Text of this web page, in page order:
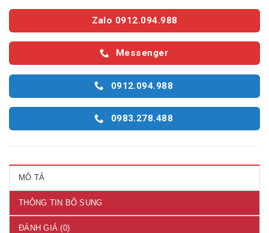
Zalo 0912.094.988
Messenger
0912.094.988
0983.278.488
MÔ TẢ
THÔNG TIN BỔ SUNG
ĐÁNH GIÁ (0)